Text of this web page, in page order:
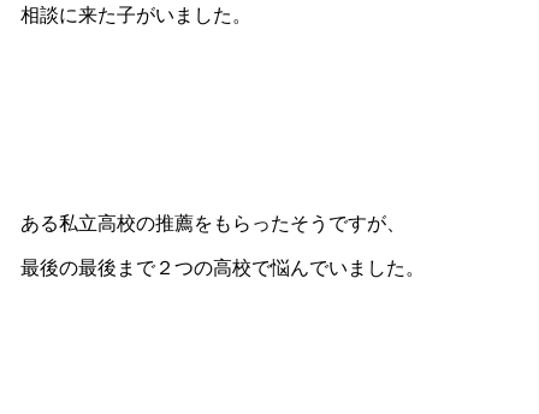
相談に来た子がいました。
ある私立高校の推薦をもらったそうですが、
最後の最後まで２つの高校で悩んでいました。